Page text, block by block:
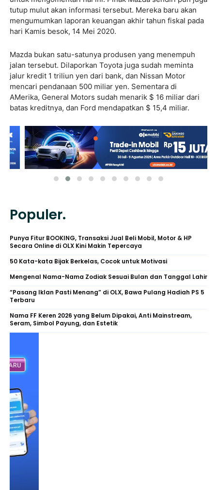
tutup mulut akan informasi tersebut. Mereka baru akan
mengumumkan laporan keuangan akhir tahun fiskal pada
hari Kamis besok, 14 Mei 2020.
Mazda bukan satu-satunya produsen yang menempuh
jalan tersebut. Dilaporkan Toyota juga sudah meminta
jalur kredit 1 triliun yen dari bank, dan Nissan Motor
mencari pendanaan 500 miliar yen. Sementara di
AMerika, General Motors sudah menarik $ 16 miliar dari
batas kreditnya, dan Ford mendapatkan $ 15,4 miliar.
Populer.
Punya Fitur BOOKING, Transaksi Jual Beli Mobil, Motor & HP
Secara Online di OLX Kini Makin Tepercaya
50 Kata-kata Bijak Berkelas, Cocok untuk Motivasi
Mengenal Nama-Nama Zodiak Sesuai Bulan dan Tanggal Lahir
“Pasang Iklan Pasti Menang” di OLX, Bawa Pulang Hadiah PS 5
Terbaru
Nama FF Keren 2026 yang Belum Dipakai, Anti Mainstream,
Seram, Simbol Payung, dan Estetik